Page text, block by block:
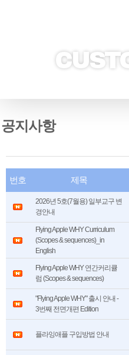
공지사항
번호 제목
2026년 5호(7월용) 일부교구 변
경안내
Flying Apple WHY Curriculum
(Scopes & sequences)_in
English
Flying Apple WHY 연간커리큘
럼 (Scopes & sequences)
"Flying Apple WHY" 출시 안내 -
3번째 전면개편 Edition
플라잉애플 구입방법 안내